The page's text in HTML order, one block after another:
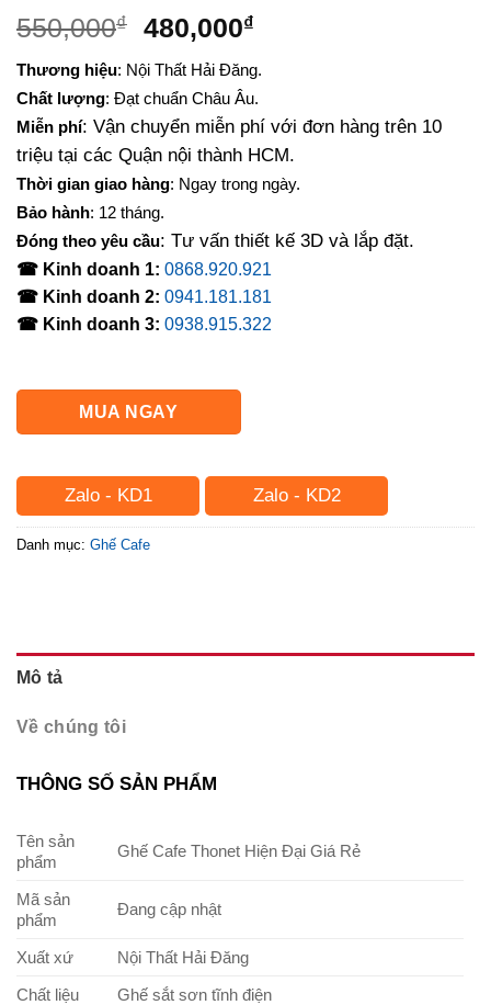
550,000₫
Giá
là:
550,000₫.
480,000₫Giá
tại
là:
480,000₫.
Thương hiệu: Nội Thất Hải Đăng.
Chất lượng: Đạt chuẩn Châu Âu.
Miễn phí: Vận chuyển miễn phí với đơn hàng trên 10
triệu tại các Quận nội thành HCM.
Thời gian giao hàng: Ngay trong ngày.
Bảo hành: 12 tháng.
Đóng theo yêu cầu: Tư vấn thiết kế 3D và lắp đặt.
☎ Kinh doanh 1: 0868.920.921
☎ Kinh doanh 2: 0941.181.181
☎ Kinh doanh 3: 0938.915.322
MUA NGAY
Zalo - KD1 Zalo - KD2
Danh mục: Ghế Cafe
Mô tả
Về chúng tôi
THÔNG SỐ SẢN PHẨM
Tên sản
phẩm
Ghế Cafe Thonet Hiện Đại Giá Rẻ
Mã sản
phẩm
Đang cập nhật
Xuất xứ
Nội Thất Hải Đăng
Chất liệu
Ghế sắt sơn tĩnh điện